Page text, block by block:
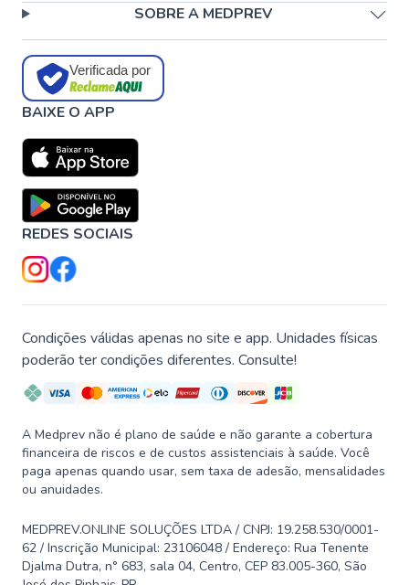
SOBRE A MEDPREV
Verificada por
BAIXE O APP
REDES SOCIAIS
Condições válidas apenas no site e app. Unidades físicas
poderão ter condições diferentes. Consulte!
A Medprev não é plano de saúde e não garante a cobertura
financeira de riscos e de custos assistenciais à saúde. Você
paga apenas quando usar, sem taxa de adesão, mensalidades
ou anuidades.
MEDPREV.ONLINE SOLUÇÕES LTDA / CNPJ: 19.258.530/0001-
62 / Inscrição Municipal: 23106048 / Endereço: Rua Tenente
Djalma Dutra, n° 683, sala 04, Centro, CEP 83.005-360, São